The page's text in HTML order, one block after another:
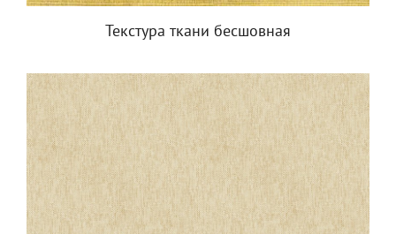
Текстура ткани бесшовная